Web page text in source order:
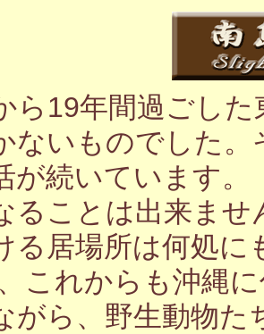
ら19年間過ごし
ないものでした
が続いています
ることは出来ま
る居場所は何処
これからも沖縄
がら、野生動物